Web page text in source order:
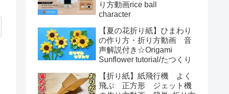
り方動画rice ball
character
【夏の花折り紙】ひまわり
の作り方・折り方動画 音
声解説付き☆Origami
Sunflower tutorial/たつくり
【折り紙】紙飛行機 よく
飛ぶ 正方形 ジェット機